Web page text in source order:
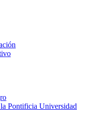
Pontificia Universidad